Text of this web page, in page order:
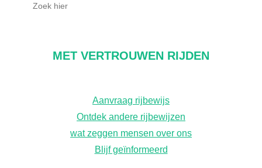
MET VERTROUWEN RIJDEN
Aanvraag rijbewijs
Ontdek andere rijbewijzen
wat zeggen mensen over ons
Blijf geïnformeerd